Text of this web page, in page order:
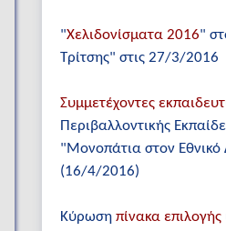
"Χελιδονίσματα 2016"
Τρίτσης" στις 27/3/2016
Συμμετέχοντες
Περιβαλλοντικής
"Μονοπάτια στον
(16/4/2016)
Κύρωση πίνακα επιλογής